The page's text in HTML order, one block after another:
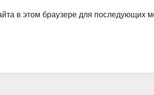
в этом браузере для последующих